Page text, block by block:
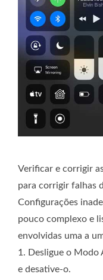
Verificar e corrigir
para corrigir falhas
Configurações
pouco complexo e
envolvidas uma a
1. Desligue o Modo
e desative-o.